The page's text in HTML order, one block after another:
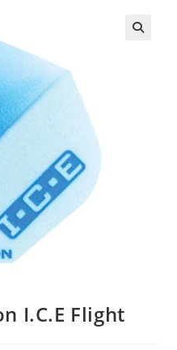
I.C.E Flight